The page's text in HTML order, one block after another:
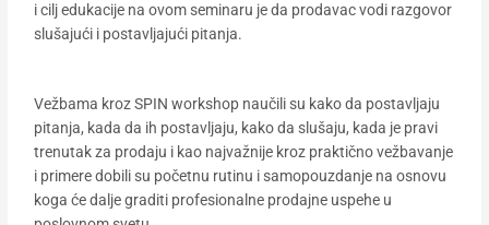
i cilj edukacije na ovom seminaru je da prodavac vodi razgovor
slušajući i postavljajući pitanja.
Vežbama kroz SPIN workshop naučili su kako da postavljaju
pitanja, kada da ih postavljaju, kako da slušaju, kada je pravi
trenutak za prodaju i kao najvažnije kroz praktično vežbavanje
i primere dobili su početnu rutinu i samopouzdanje na osnovu
koga će dalje graditi profesionalne prodajne uspehe u